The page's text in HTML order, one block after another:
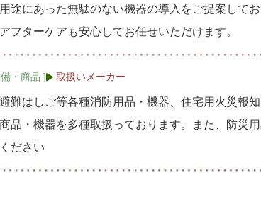
途にあった無駄のない機器の導入をご提案して
フターケアも安心してお任せいただけます。
・商品 ]
取扱いメーカー
難はしご等各種消防用品・機器、住宅用火災報
品・機器を多種取扱っております。また、防災
ださい